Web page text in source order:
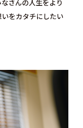
さんの人生をより
をカタチにしたい